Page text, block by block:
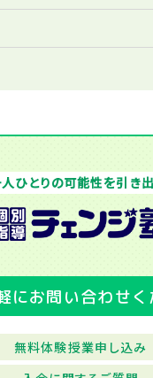
ひとりの可能性を引き出
にお問い合わせく
無料体験授業申し込み